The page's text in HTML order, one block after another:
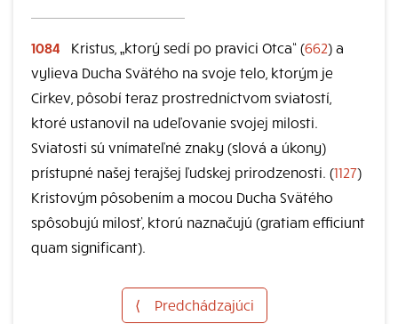
1084 Kristus, „ktorý sedí po pravici Otca“ (662) a
vylieva Ducha Svätého na svoje telo, ktorým je
Cirkev, pôsobí teraz prostredníctvom sviatostí,
ktoré ustanovil na udeľovanie svojej milosti.
Sviatosti sú vnímateľné znaky (slová a úkony)
prístupné našej terajšej ľudskej prirodzenosti. (1127)
Kristovým pôsobením a mocou Ducha Svätého
spôsobujú milosť, ktorú naznačujú (gratiam efficiunt
quam significant).
⟨ Predchádzajúci